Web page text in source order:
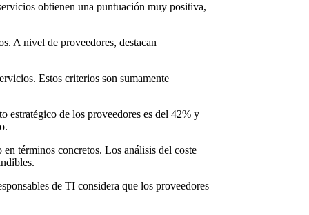
obtienen una puntuación muy positiva,
A nivel de proveedores, destacan
Estos criterios son sumamente
estratégico de los proveedores es del 42% y
términos concretos. Los análisis del coste
de TI considera que los proveedores